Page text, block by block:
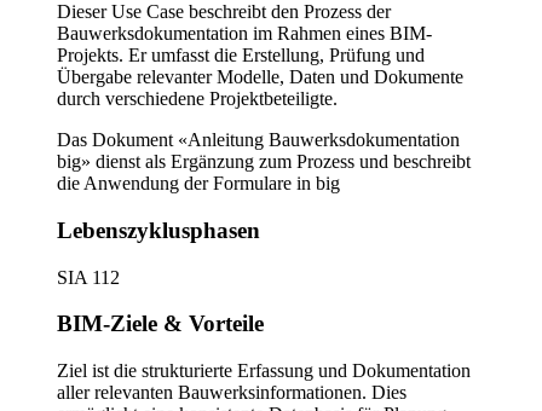
Dieser Use Case beschreibt den Prozess der
Bauwerksdokumentation im Rahmen eines BIM-
Projekts. Er umfasst die Erstellung, Prüfung und
Übergabe relevanter Modelle, Daten und Dokumente
durch verschiedene Projektbeteiligte.
Das Dokument «Anleitung Bauwerksdokumentation
big» dienst als Ergänzung zum Prozess und beschreibt
die Anwendung der Formulare in big
Lebenszyklusphasen
SIA 112
BIM-Ziele & Vorteile
Ziel ist die strukturierte Erfassung und Dokumentation
aller relevanten Bauwerksinformationen. Dies